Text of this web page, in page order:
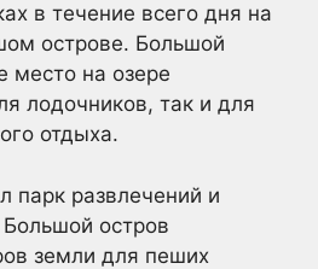
в течение всего дня на
острове. Большой
на озере
лодочников, так и для
отдыха.
парк развлечений и
остров
земли для пеших